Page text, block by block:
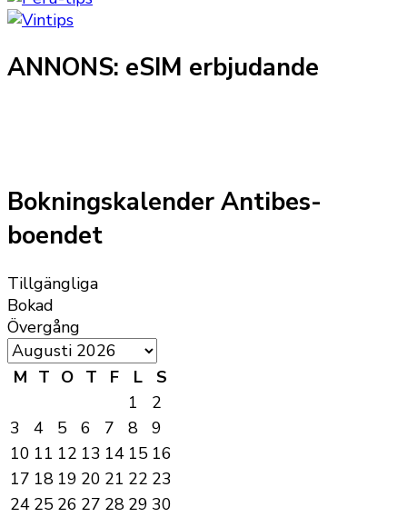
ANNONS: eSIM erbjudande
Bokningskalender Antibes-
boendet
Tillgängliga
Bokad
Övergång
M T O T F L
S
1
2
3
4 5 6 7 8
9
10 11 12 13 14 15 16
17 18 19 20 21 22 23
24 25 26 27 28 29 30